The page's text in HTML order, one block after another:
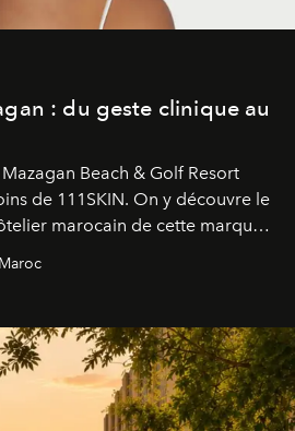
: du geste clinique au
Beach & Golf Resort
de 111SKIN. On y découvre le
marocain de cette marque
depuis autour d'un actif breveté,